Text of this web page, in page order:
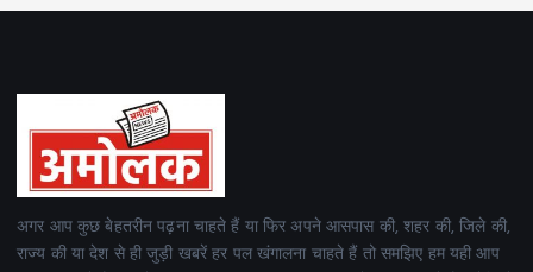
अगर आप कुछ बेहतरीन पढ़ना चाहते हैं या फिर अपने आसपास की, शहर की, जिले की,
राज्य की या देश से ही जुड़ी खबरें हर पल खंगालना चाहते हैं तो समझिए हम यही आप